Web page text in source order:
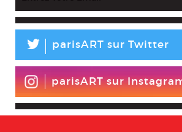
L parisART sur Twitter
parisART sur